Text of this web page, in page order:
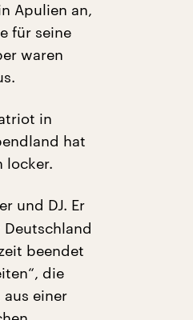
Apulien an,
für seine
waren
in
hat
locker.
und DJ. Er
Deutschland
beendet
die
einer